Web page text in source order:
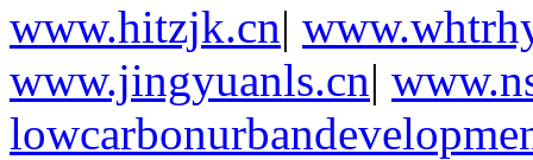
www.hitzjk.cn|
www.jingyuanls.cn|